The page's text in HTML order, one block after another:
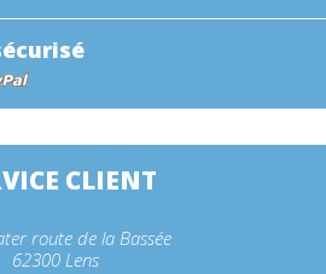
CLIENT
route de la Bassée
62300 Lens